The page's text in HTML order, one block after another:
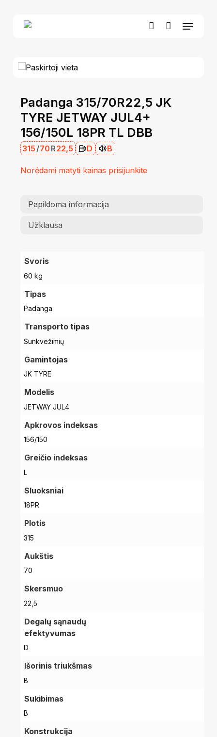
Menu
Close
Cart
Padanga 315/70R22,5 JK
TYRE JETWAY JUL4+
156/150L 18PR TL DBB
315 /70 R22,5 D B
Norėdami matyti kainas prisijunkite
Papildoma informacija
Užklausa
Svoris
60 kg
Tipas
Padanga
Transporto tipas
Sunkvežimių
Gamintojas
JK TYRE
Modelis
JETWAY JUL4
Apkrovos indeksas
156/150
Greičio indeksas
L
Sluoksniai
18PR
Plotis
315
Aukštis
70
Skersmuo
22,5
Degalų sąnaudų
efektyvumas
D
Išorinis triukšmas
B
Sukibimas
B
Konstrukcija